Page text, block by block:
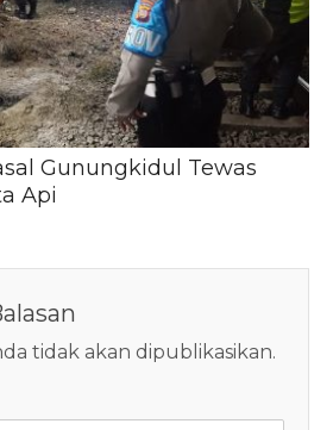
Gunungkidul Tewas
Api
tidak akan dipublikasikan.